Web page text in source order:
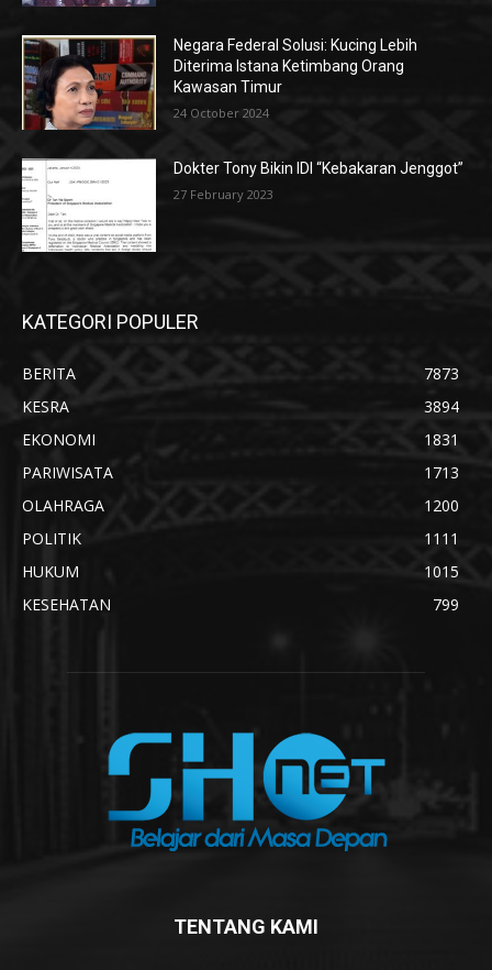
Negara Federal Solusi: Kucing Lebih
Diterima Istana Ketimbang Orang
Kawasan Timur
24 October 2024
Dokter Tony Bikin IDI “Kebakaran Jenggot”
27 February 2023
KATEGORI POPULER
BERITA
7873
KESRA
3894
EKONOMI
1831
PARIWISATA
1713
OLAHRAGA
1200
POLITIK
1111
HUKUM
1015
KESEHATAN
799
TENTANG KAMI